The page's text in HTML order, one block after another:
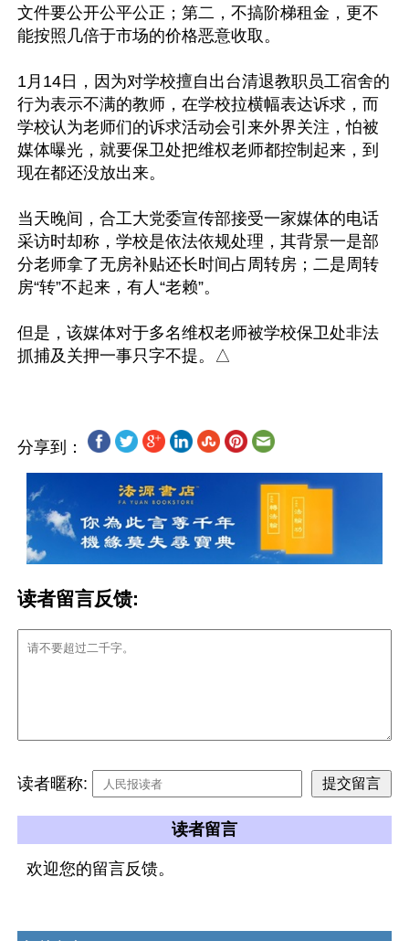
文件要公开公平公正；第二，不搞阶梯租金，更不
能按照几倍于市场的价格恶意收取。
1月14日，因为对学校擅自出台清退教职员工宿舍的
行为表示不满的教师，在学校拉横幅表达诉求，而
学校认为老师们的诉求活动会引来外界关注，怕被
媒体曝光，就要保卫处把维权老师都控制起来，到
现在都还没放出来。
当天晚间，合工大党委宣传部接受一家媒体的电话
采访时却称，学校是依法依规处理，其背景一是部
分老师拿了无房补贴还长时间占周转房；二是周转
房“转”不起来，有人“老赖”。
但是，该媒体对于多名维权老师被学校保卫处非法
分享到：
读者留言反馈:
读者暱称:
读者留言
欢迎您的留言反馈。